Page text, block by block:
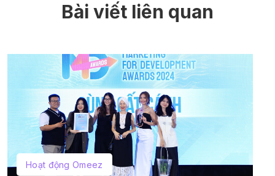
Bài viết liên quan
Hoạt động Omeez